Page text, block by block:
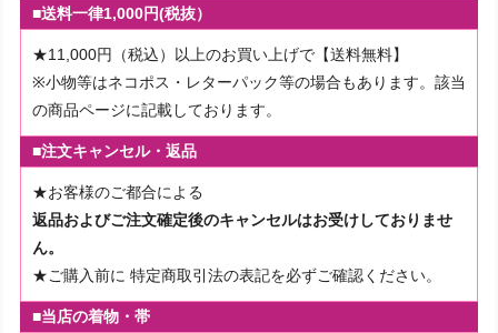
■送料一律1,000円(税抜）
★11,000円（税込）以上のお買い上げで【送料無料】
※小物等はネコポス・レターパック等の場合もあります。該当
の商品ページに記載しております。
■注文キャンセル・返品
★お客様のご都合による
返品およびご注文確定後のキャンセルはお受けしておりませ
ん。
★ご購入前に 特定商取引法の表記を必ずご確認ください。
■当店の着物・帯